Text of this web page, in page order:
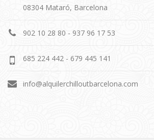
08304 Mataró, Barcelona
902 10 28 80 - 937 96 17 53
685 224 442 - 679 445 141
info@alquilerchilloutbarcelona.com